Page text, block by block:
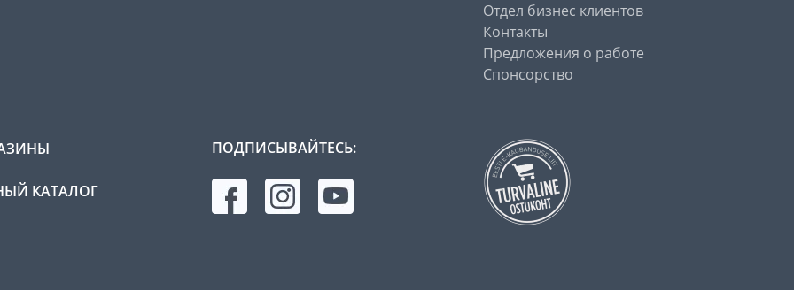
Отдел бизнес клиентов
Контакты
Предложения о работе
Спонсорство
КАТАЛОГ
ПОДПИСЫВАЙТЕСЬ: